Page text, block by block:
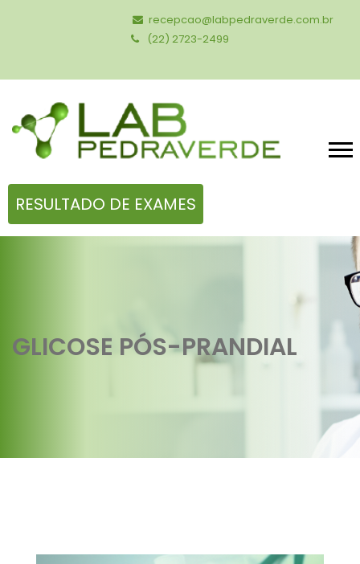
recepcao@labpedraverde.com.br
(22) 2723-2499
RESULTADO DE EXAMES
GLICOSE PÓS-PRANDIAL